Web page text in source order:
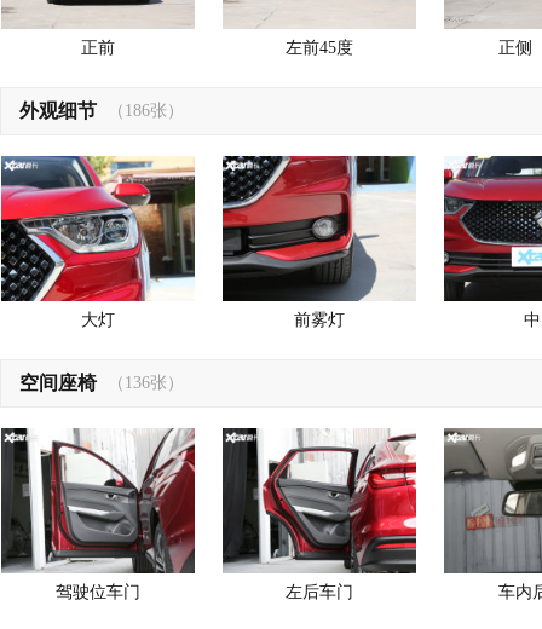
正前 左前45度 正侧
外观细节 （186张）
大灯 前雾灯
空间座椅 （136张）
驾驶位车门 左后车门 车内